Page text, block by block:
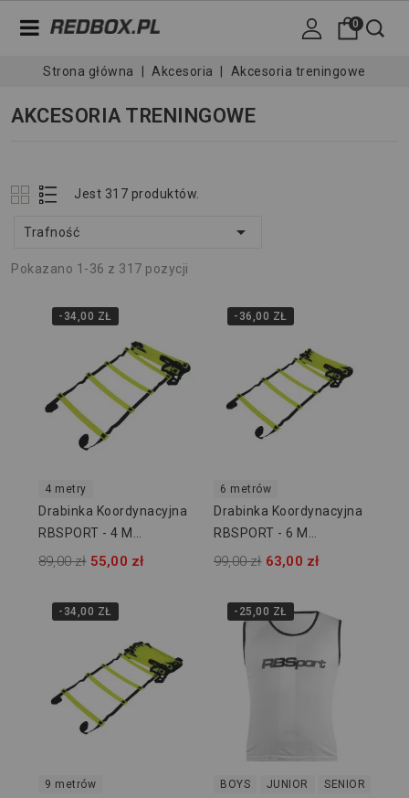
0
Strona główna Akcesoria Akcesoria treningowe
AKCESORIA TRENINGOWE
Jest 317 produktów.
Trafność 
Pokazano 1-36 z 317 pozycji
-34,00 ZŁ
4 metry
Drabinka Koordynacyjna
RBSPORT - 4 M
RB54410-4
89,00 zł 55,00 zł
-36,00 ZŁ
6 metrów
Drabinka Koordynacyjna
RBSPORT - 6 M
RB54410-6
99,00 zł 63,00 zł
-34,00 ZŁ
9 metrów
-25,00 ZŁ
BOYS JUNIOR SENIOR